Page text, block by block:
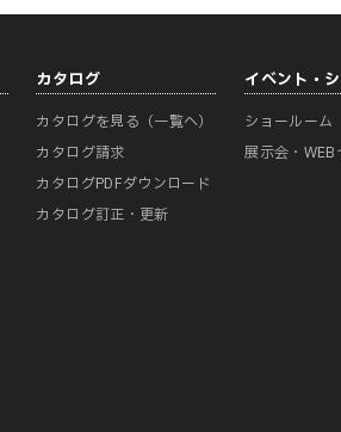
カタログ
カタログを見る（一覧へ）
カタログ請求
カタログPDFダウンロード
カタログ訂正・更新
イベント・
ショールーム
展示会・WEB